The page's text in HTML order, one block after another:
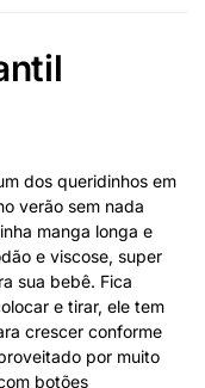
dos queridinhos em
verão sem nada
manga longa e
e viscose, super
sua bebê. Fica
e tirar, ele tem
crescer conforme
por muito
botões